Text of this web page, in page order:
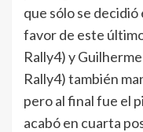
que sólo se
favor de este
Rally4) y
Rally4) también
pero al final fue el
acabó en cuarta